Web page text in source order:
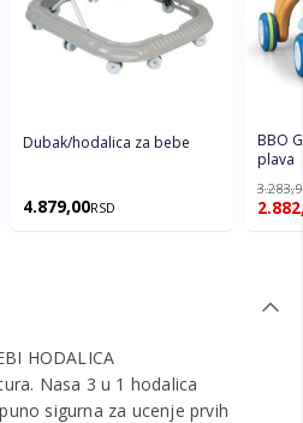
Dubak/hodalica za bebe
4.879,00RSD
BBO
plava
HODALICA
Nasa 3 u 1 hodalica
sigurna za ucenje prvih